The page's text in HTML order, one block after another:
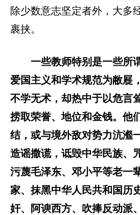
除少数意志坚定者外，大多
裹挟。
一些教师特别是一些所
爱国主义和学术规范为敝屣
不学无术，却热中于以危言
捞取荣誉、地位和金钱。他
结，或与境外敌对势力沆瀣
造谣撒谎，诋毁中华民族、
污蔑毛泽东、邓小平等老一
家、抹黑中华人民共和国历
奸、阿谀西方、吹捧反动派